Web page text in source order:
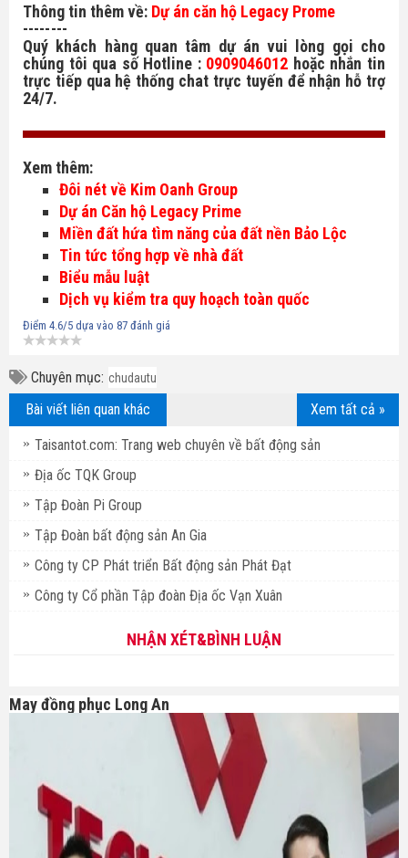
Thông tin thêm về: Dự án căn hộ Legacy Prome
--------
Quý khách hàng quan tâm dự án vui lòng gọi cho
chúng tôi qua số Hotline : 0909046012 hoặc nhắn tin
trực tiếp qua hệ thống chat trực tuyến để nhận hỗ trợ
24/7.
Xem thêm:
Đôi nét về Kim Oanh Group
Dự án Căn hộ Legacy Prime
Miền đất hứa tìm năng của đất nền Bảo Lộc
Tin tức tổng hợp về nhà đất
Biểu mẫu luật
Dịch vụ kiểm tra quy hoạch toàn quốc
Điểm 4.6/5 dựa vào 87 đánh giá
Chuyên mục: chudautu
Xem tất cả »
Bài viết liên quan khác
Taisantot.com: Trang web chuyên về bất động sản
Địa ốc TQK Group
Tập Đoàn Pi Group
Tập Đoàn bất động sản An Gia
Công ty CP Phát triển Bất động sản Phát Đạt
Công ty Cổ phần Tập đoàn Địa ốc Vạn Xuân
NHẬN XÉT&BÌNH LUẬN
May đồng phục Long An